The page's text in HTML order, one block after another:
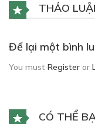
THẢO
Để lại một bình
You must Register or
CÓ THỂ